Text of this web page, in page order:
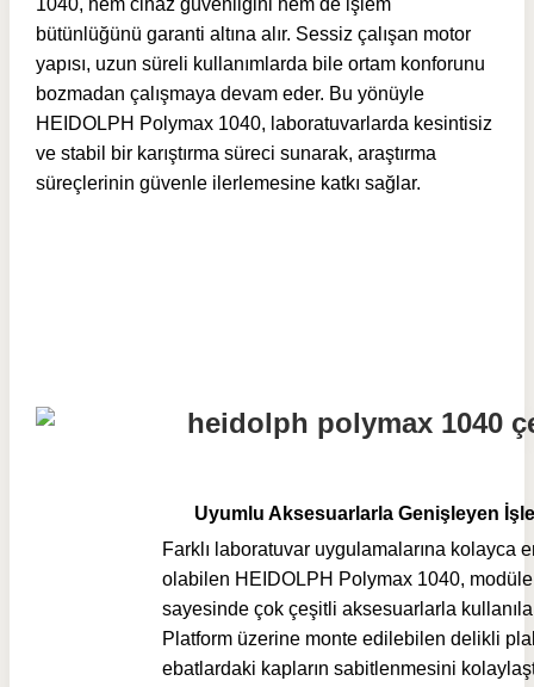
1040, hem cihaz güvenliğini hem de işlem
bütünlüğünü garanti altına alır. Sessiz çalışan motor
yapısı, uzun süreli kullanımlarda bile ortam konforunu
bozmadan çalışmaya devam eder. Bu yönüyle
HEIDOLPH Polymax 1040, laboratuvarlarda kesintisiz
ve stabil bir karıştırma süreci sunarak, araştırma
süreçlerinin güvenle ilerlemesine katkı sağlar.
Uyumlu Aksesuarlarla Genişleyen
Farklı laboratuvar uygulamalarına kolayca
olabilen HEIDOLPH Polymax 1040, modüler
sayesinde çok çeşitli aksesuarlarla
Platform üzerine monte edilebilen delikli
ebatlardaki kapların sabitlenmesini